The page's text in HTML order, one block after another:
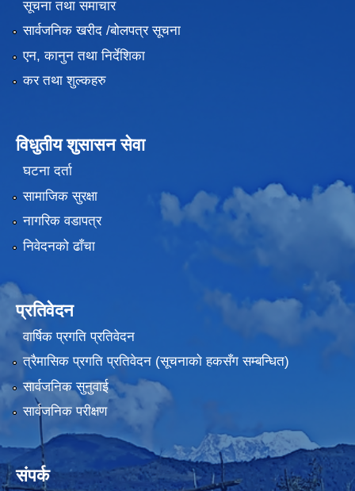
सूचना तथा समाचार
सार्वजनिक खरीद /बोलपत्र सूचना
एन, कानुन तथा निर्देशिका
कर तथा शुल्कहरु
विधुतीय शुसासन सेवा
घटना दर्ता
सामाजिक सुरक्षा
नागरिक वडापत्र
निवेदनको ढाँचा
प्रतिवेदन
वार्षिक प्रगति प्रतिवेदन
त्रैमासिक प्रगति प्रतिवेदन (सूचनाकाे हकसँग सम्बन्धित)
सार्वजनिक सुनुवाई
सार्वजनिक परीक्षण
संपर्क